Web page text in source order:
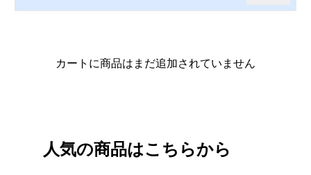
カートに商品はまだ追加されていません
人気の商品はこちらから